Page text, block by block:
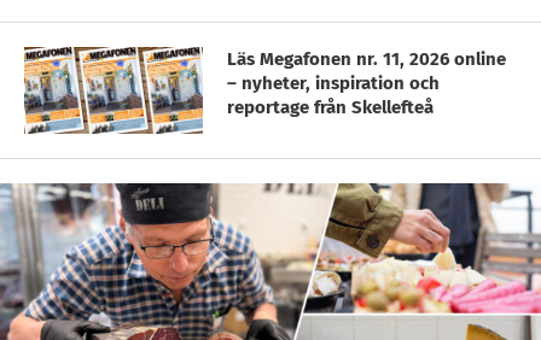
Läs Megafonen nr. 11, 2026 online
– nyheter, inspiration och
reportage från Skellefteå